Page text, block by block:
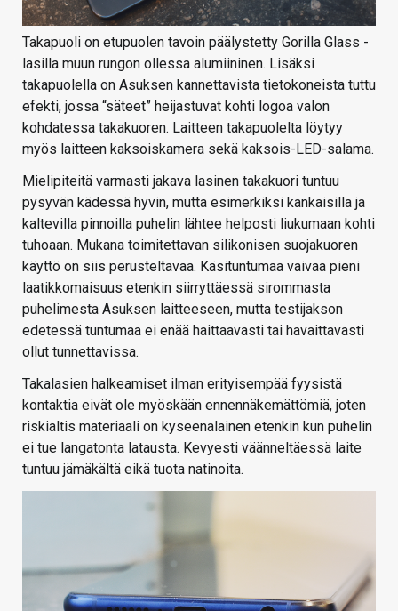
Takapuoli on etupuolen tavoin päälystetty Gorilla Glass -
lasilla muun rungon ollessa alumiininen. Lisäksi
takapuolella on Asuksen kannettavista tietokoneista tuttu
efekti, jossa “säteet” heijastuvat kohti logoa valon
kohdatessa takakuoren. Laitteen takapuolelta löytyy
myös laitteen kaksoiskamera sekä kaksois-LED-salama.
Mielipiteitä varmasti jakava lasinen takakuori tuntuu
pysyvän kädessä hyvin, mutta esimerkiksi kankaisilla ja
kaltevilla pinnoilla puhelin lähtee helposti liukumaan kohti
tuhoaan. Mukana toimitettavan silikonisen suojakuoren
käyttö on siis perusteltavaa. Käsituntumaa vaivaa pieni
laatikkomaisuus etenkin siirryttäessä sirommasta
puhelimesta Asuksen laitteeseen, mutta testijakson
edetessä tuntumaa ei enää haittaavasti tai havaittavasti
ollut tunnettavissa.
Takalasien halkeamiset ilman erityisempää fyysistä
kontaktia eivät ole myöskään ennennäkemättömiä, joten
riskialtis materiaali on kyseenalainen etenkin kun puhelin
ei tue langatonta latausta. Kevyesti väänneltäessä laite
tuntuu jämäkältä eikä tuota natinoita.